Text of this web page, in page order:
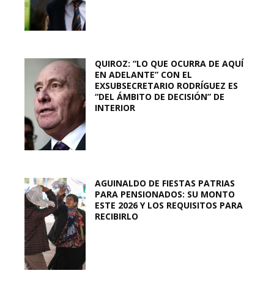
QUIROZ: “LO QUE OCURRA DE AQUÍ
EN ADELANTE” CON EL
EXSUBSECRETARIO RODRÍGUEZ ES
“DEL ÁMBITO DE DECISIÓN” DE
INTERIOR
AGUINALDO DE FIESTAS PATRIAS
PARA PENSIONADOS: SU MONTO
ESTE 2026 Y LOS REQUISITOS PARA
RECIBIRLO